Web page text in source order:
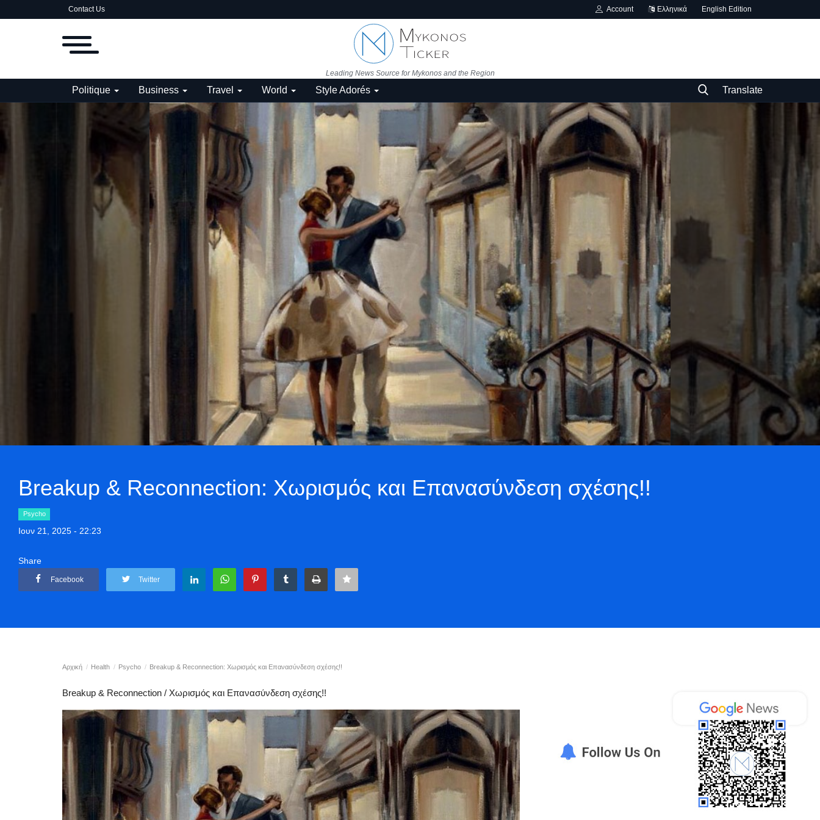
Contact Us Account Ελληνικά English Edition
Leading News Source for Mykonos and the Region
Politique Business Travel World Style Adorés Translate
Breakup & Reconnection: Χωρισμός και Επανασύνδεση σχέσης!!
Psycho
Ιουν 21, 2025 - 22:23
Share
Facebook Twitter
Αρχική Health Psycho Breakup & Reconnection: Χωρισμός και Επανασύνδεση σχέσης!!
Breakup & Reconnection / Χωρισμός και Επανασύνδεση σχέσης!!